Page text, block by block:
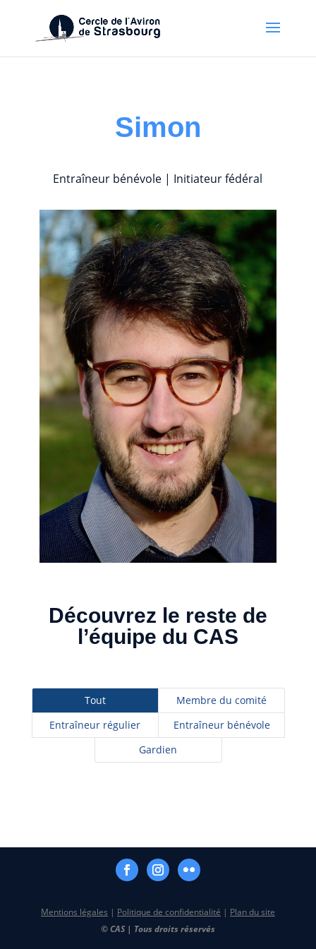
Simon
Entraîneur bénévole | Initiateur fédéral
Découvrez le reste de
l’équipe du CAS
Tout
Membre du comité
Entraîneur régulier
Entraîneur bénévole
Gardien
Mentions légales | Politique de confidentialité | Plan du site
© CAS | Tous droits réservés